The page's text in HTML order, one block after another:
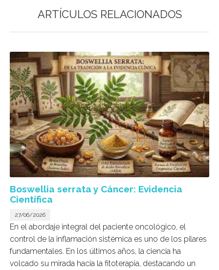
ARTÍCULOS RELACIONADOS
Boswellia serrata y Cáncer: Evidencia
Científica
27/06/2026
En el abordaje integral del paciente oncológico, el
control de la inflamación sistémica es uno de los pilares
fundamentales. En los últimos años, la ciencia ha
volcado su mirada hacia la fitoterapia, destacando un